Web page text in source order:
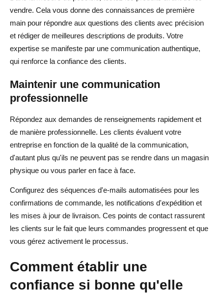
vendre. Cela vous donne des connaissances de première
main pour répondre aux questions des clients avec précision
et rédiger de meilleures descriptions de produits. Votre
expertise se manifeste par une communication authentique,
qui renforce la confiance des clients.
Maintenir une communication
professionnelle
Répondez aux demandes de renseignements rapidement et
de manière professionnelle. Les clients évaluent votre
entreprise en fonction de la qualité de la communication,
d'autant plus qu'ils ne peuvent pas se rendre dans un magasin
physique ou vous parler en face à face.
Configurez des séquences d'e-mails automatisées pour les
confirmations de commande, les notifications d'expédition et
les mises à jour de livraison. Ces points de contact rassurent
les clients sur le fait que leurs commandes progressent et que
vous gérez activement le processus.
Comment établir une
confiance si bonne qu'elle